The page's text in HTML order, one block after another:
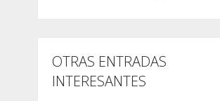
OTRAS ENTRADAS
INTERESANTES